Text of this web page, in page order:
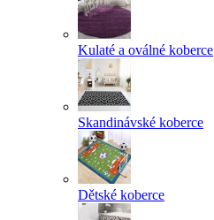
Kulaté a oválné koberce
Skandinávské koberce
Dětské koberce